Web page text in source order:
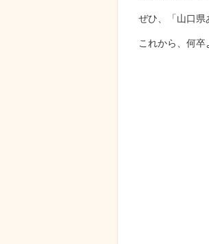
ぜひ、「山口県
これから、何卒